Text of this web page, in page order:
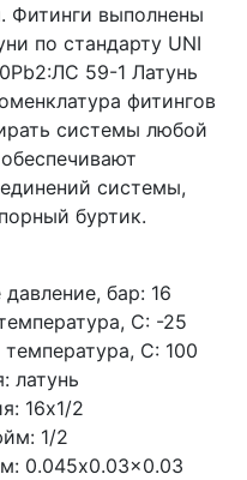
Фитинги выполнены
по стандарту UNI
59-1 Латунь
фитингов
системы любой
системы,
буртик.
бар: 16
С: -25
С: 100
латунь
16x1/2
1/2
0.045x0.03x0.03